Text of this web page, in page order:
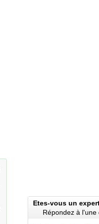
Etes-vous un
Répondez à l'une